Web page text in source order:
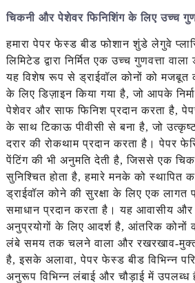
+86
चिकनी और पेशेवर फिनिशिंग के लिए उच्च
हमारा पेपर फेस्ड बीड फोशान शुंडे लेगुवे
लिमिटेड द्वारा निर्मित एक उच्च गुणवत्ता
यह विशेष रूप से ड्राईवॉल कोनों को
के लिए डिज़ाइन किया गया है, जो आपके
पेशेवर और साफ फिनिश प्रदान करता है,
के साथ टिकाऊ पीवीसी से बना है, जो
दरार की रोकथाम प्रदान करता है। पेपर
पेंटिंग की भी अनुमति देती है, जिससे एक
सुनिश्चित होता है, हमारे मनके को स्थापित
ड्राईवॉल कोने की सुरक्षा के लिए एक
समाधान प्रदान करता है। यह आवासीय और
अनुप्रयोगों के लिए आदर्श है, आंतरिक
लंबे समय तक चलने वाला और रखरखाव-मुक्त
है, इसके अलावा, पेपर फेस्ड बीड विभिन्न
अनुरूप विभिन्न लंबाई और चौड़ाई में उपलब्ध